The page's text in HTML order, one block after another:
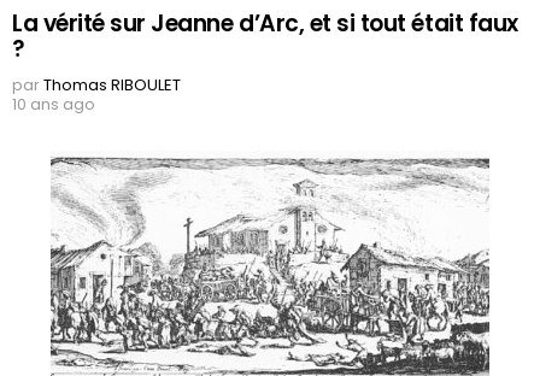
La vérité sur Jeanne d’Arc, et si tout était faux
?
parThomas RIBOULET
10 ans ago